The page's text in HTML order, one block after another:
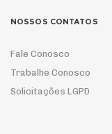
NOSSOS CONTATOS
Fale Conosco
Trabalhe Conosco
Solicitações LGPD